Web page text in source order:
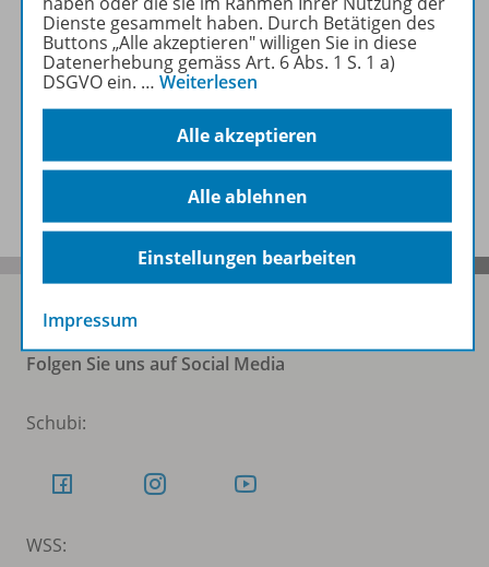
Beschreibung
Auch in Paketen erhältlich
Benachrichtigungs-Service
Folgen Sie uns auf Social Media
Schubi:
WSS:
Dienste gesammelt haben. Durch Betätigen des
Buttons „Alle akzeptieren" willigen Sie in diese
Datenerhebung gemäss Art. 6 Abs. 1 S. 1 a)
DSGVO ein. … Weiterlesen
Alle akzeptieren
Alle ablehnen
Einstellungen bearbeiten
Impressum